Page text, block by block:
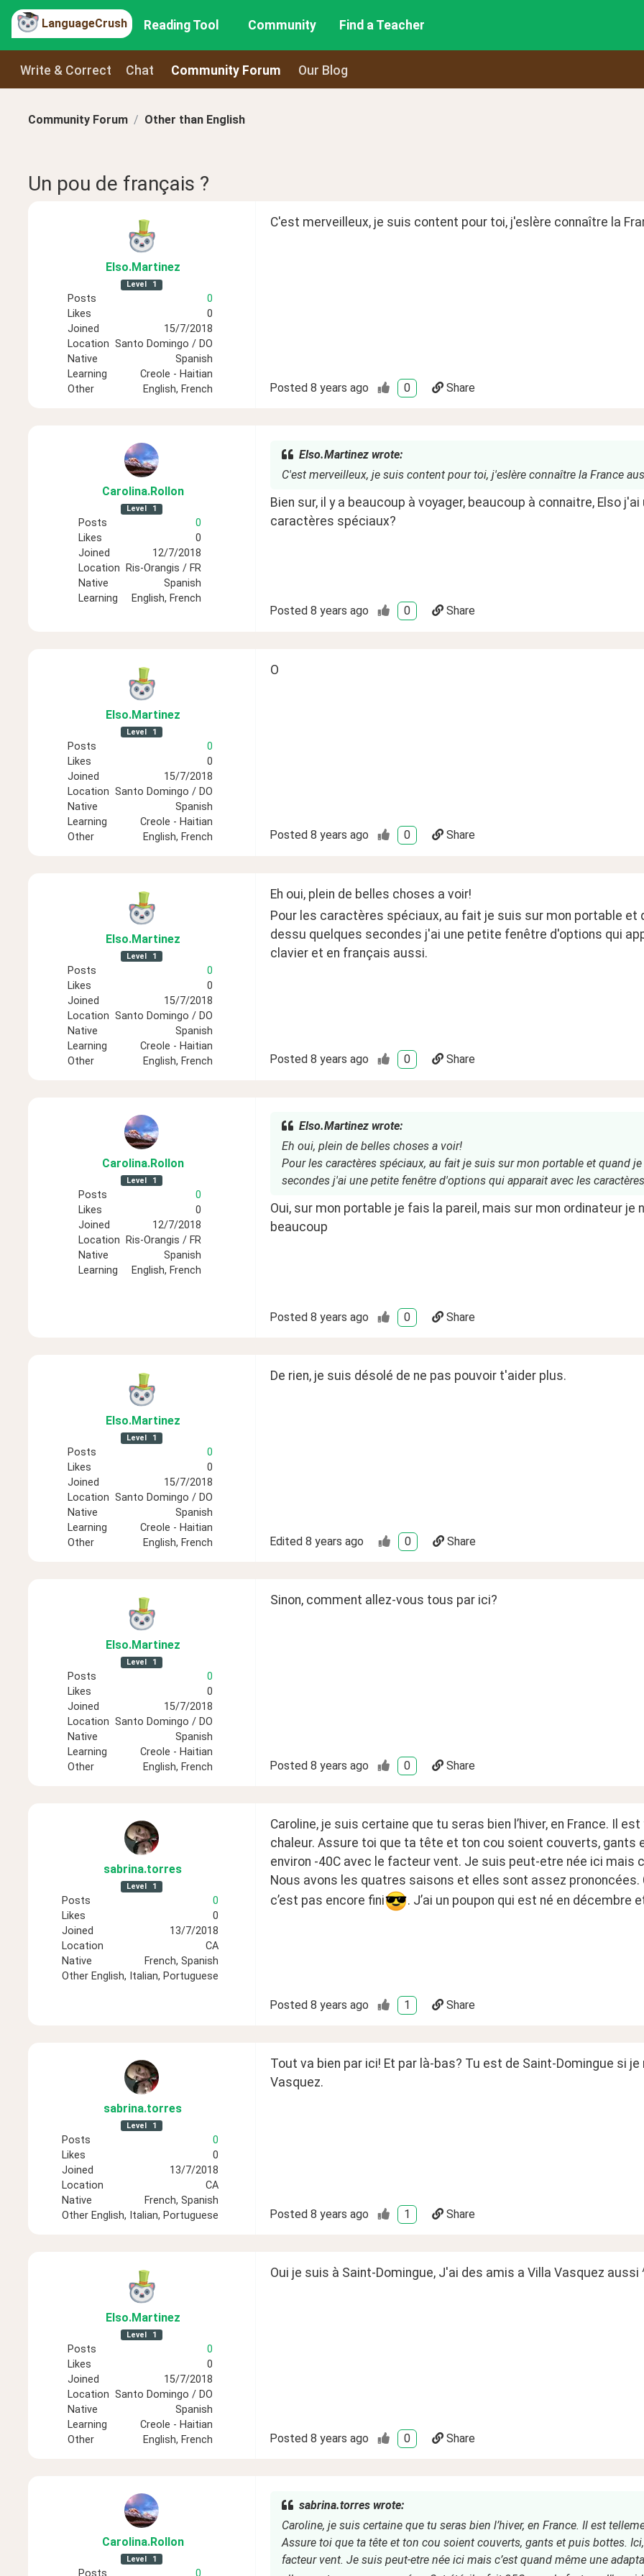
LanguageCrush Reading Tool Community Find a Teacher
Write & Correct Chat Community Forum Our Blog
Community Forum Other than English
Un pou de français ?
Elso.Martinez
Level 1
Posts
0
Likes
0
Joined
15/7/2018
Location Santo Domingo / DO
Native
Spanish
Learning
Creole - Haitian
Other
English, French
C'est merveilleux, je suis content pour toi, j'eslère connaître la
Posted 8 years ago 0 Share
Carolina.Rollon
Level 1
Posts
0
Likes
0
Joined
12/7/2018
Location
Ris-Orangis / FR
Native
Spanish
Learning
English, French
Elso.Martinez wrote:
C'est merveilleux, je suis content pour toi, j'eslère connaître la France
Bien sur, il y a beaucoup à voyager, beaucoup à connaitre, Elso
caractères spéciaux?
Posted 8 years ago 0 Share
Elso.Martinez
Level 1
Posts
0
Likes
0
Joined
15/7/2018
Location Santo Domingo / DO
Native
Spanish
Learning
Creole - Haitian
Other
English, French
O
Posted 8 years ago 0 Share
Elso.Martinez
Level 1
Posts
0
Likes
0
Joined
15/7/2018
Location Santo Domingo / DO
Native
Spanish
Learning
Creole - Haitian
Other
English, French
Eh oui, plein de belles choses a voir!
Pour les caractères spéciaux, au fait je suis sur mon portable
dessu quelques secondes j'ai une petite fenêtre d'options qui
clavier et en français aussi.
Posted 8 years ago 0 Share
Carolina.Rollon
Level 1
Posts
0
Likes
0
Joined
12/7/2018
Location
Ris-Orangis / FR
Native
Spanish
Learning
English, French
Elso.Martinez wrote:
Eh oui, plein de belles choses a voir!
Pour les caractères spéciaux, au fait je suis sur mon portable et quand
secondes j'ai une petite fenêtre d'options qui apparait avec les
Oui, sur mon portable je fais la pareil, mais sur mon ordinateur
beaucoup
Posted 8 years ago 0 Share
Elso.Martinez
Level 1
Posts
0
Likes
0
Joined
15/7/2018
Location Santo Domingo / DO
Native
Spanish
Learning
Creole - Haitian
Other
English, French
De rien, je suis désolé de ne pas pouvoir t'aider plus.
Edited 8 years ago 0 Share
Elso.Martinez
Level 1
Posts
0
Likes
0
Joined
15/7/2018
Location Santo Domingo / DO
Native
Spanish
Learning
Creole - Haitian
Other
English, French
Sinon, comment allez-vous tous par ici?
Posted 8 years ago 0 Share
sabrina.torres
Level 1
Posts
0
Likes
0
Joined
13/7/2018
Location
CA
Native
French, Spanish
Other English, Italian, Portuguese
Caroline, je suis certaine que tu seras bien l’hiver, en France. Il
chaleur. Assure toi que ta tête et ton cou soient couverts, gants
environ -40C avec le facteur vent. Je suis peut-etre née ici mais
Nous avons les quatres saisons et elles sont assez
c’est pas encore fini
. J’ai un poupon qui est né en décembre
Posted 8 years ago 1 Share
sabrina.torres
Level 1
Posts
0
Likes
0
Joined
13/7/2018
Location
CA
Native
French, Spanish
Other English, Italian, Portuguese
Tout va bien par ici! Et par là-bas? Tu est de Saint-Domingue si
Vasquez.
Posted 8 years ago 1 Share
Elso.Martinez
Level 1
Posts
0
Likes
0
Joined
15/7/2018
Location Santo Domingo / DO
Native
Spanish
Learning
Creole - Haitian
Other
English, French
Oui je suis à Saint-Domingue, J'ai des amis a Villa Vasquez aussi
Posted 8 years ago 0 Share
Carolina.Rollon
Level 1
Posts 0
sabrina.torres wrote:
Caroline, je suis certaine que tu seras bien l’hiver, en France. Il est
Assure toi que ta tête et ton cou soient couverts, gants et puis bottes.
facteur vent. Je suis peut-etre née ici mais c’est quand même une